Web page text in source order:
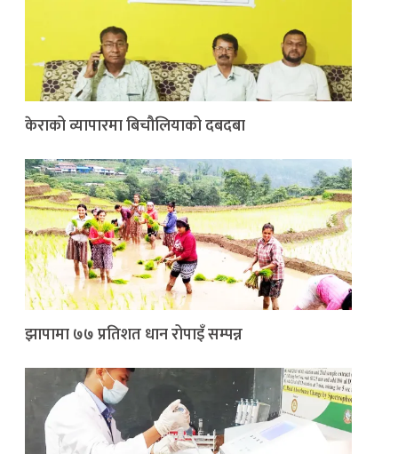
केराको व्यापारमा बिचौलियाको दबदबा
झापामा ७७ प्रतिशत धान रोपाइँ सम्पन्न